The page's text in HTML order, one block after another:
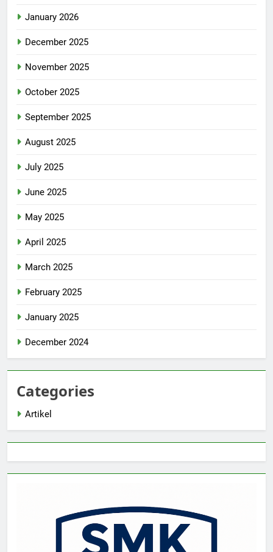
January 2026
December 2025
November 2025
October 2025
September 2025
August 2025
July 2025
June 2025
May 2025
April 2025
March 2025
February 2025
January 2025
December 2024
Categories
Artikel